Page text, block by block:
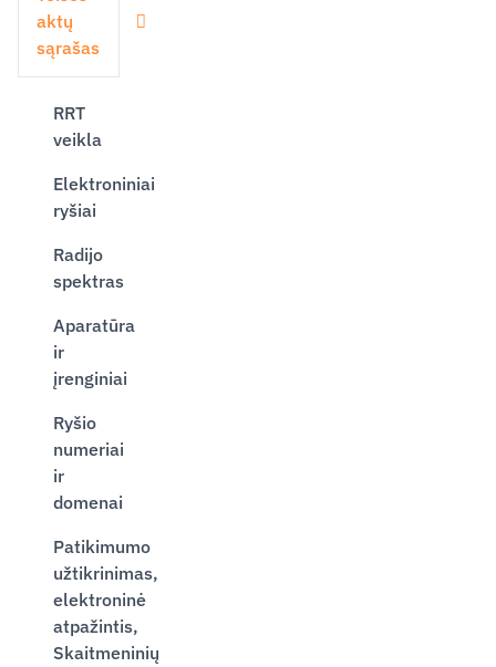
aktų
sąrašas
RRT
veikla
Elektroniniai
ryšiai
Radijo
spektras
Aparatūra
ir
įrenginiai
Ryšio
numeriai
ir
domenai
Patikimumo
užtikrinimas,
elektroninė
atpažintis,
Skaitmeninių